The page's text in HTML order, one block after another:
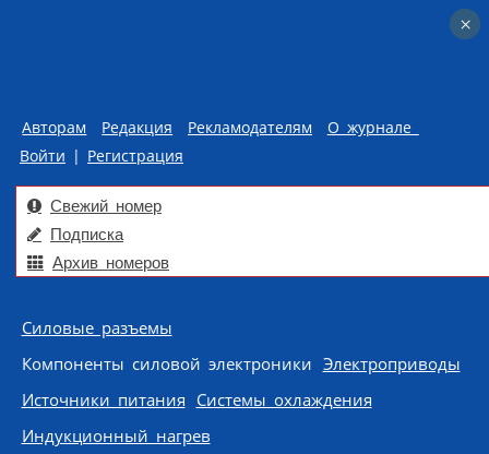
Авторам Редакция Рекламодателям
О журнале
Войти | Регистрация
Свежий номер
Подписка
Архив номеров
Skip to content
Силовые разъемы
Компоненты силовой электроники Электроприводы
Источники питания Системы охлаждения
Индукционный нагрев
×
×